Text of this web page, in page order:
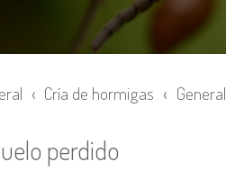
Cría de hormigas General
perdido